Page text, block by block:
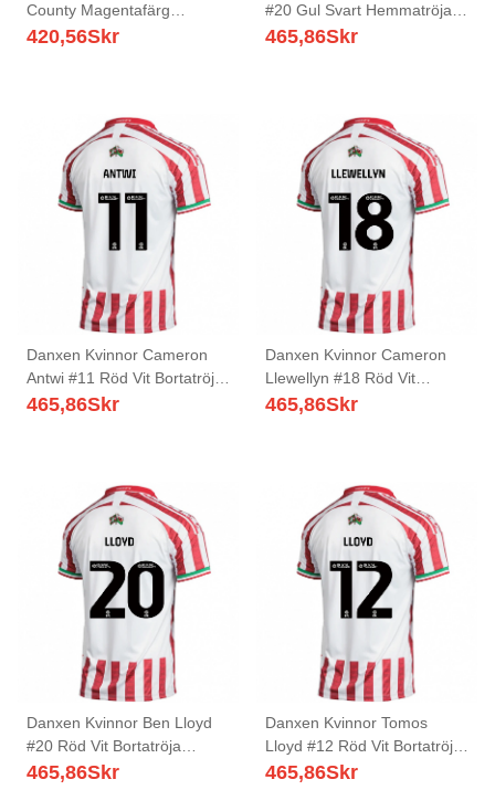
County Magentafärg
Målvaktströja 2025/26 T-
420,56Skr
#20 Gul Svart Hemmatröja
Matchtröjor 2025/26 Tröjor
465,86Skr
Danxen Kvinnor Cameron
Antwi #11 Röd Vit Bortatröja
Matchtröjor 2025/26 Tröjor
465,86Skr
Danxen Kvinnor Cameron
Llewellyn #18 Röd Vit
Bortatröja Matchtröjor
465,86Skr
Danxen Kvinnor Ben Lloyd
#20 Röd Vit Bortatröja
Matchtröjor 2025/26 Tröjor
465,86Skr
Danxen Kvinnor Tomos
Lloyd #12 Röd Vit Bortatröja
Matchtröjor 2025/26 Tröjor
465,86Skr